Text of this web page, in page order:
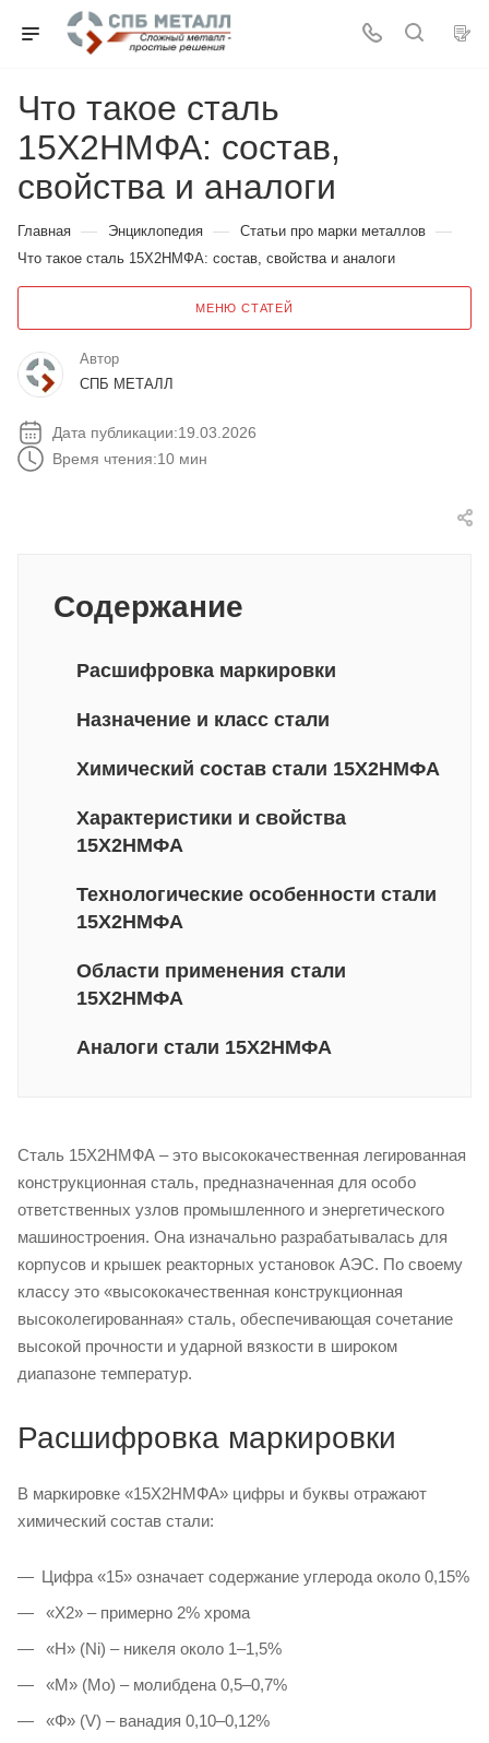
Что такое сталь
15Х2НМФА: состав,
свойства и аналоги
Главная — Энциклопедия — Статьи про марки металлов —
Что такое сталь 15Х2НМФА: состав, свойства и аналоги
МЕНЮ СТАТЕЙ
Автор
СПБ МЕТАЛЛ
Дата публикации:19.03.2026
Время чтения:10 мин
Содержание
Расшифровка маркировки
Назначение и класс стали
Химический состав стали 15Х2НМФА
Характеристики и свойства
15Х2НМФА
Технологические особенности стали
15Х2НМФА
Области применения стали
15Х2НМФА
Аналоги стали 15Х2НМФА
Сталь 15Х2НМФА – это высококачественная легированная
конструкционная сталь, предназначенная для особо
ответственных узлов промышленного и энергетического
машиностроения. Она изначально разрабатывалась для
корпусов и крышек реакторных установок АЭС. По своему
классу это «высококачественная конструкционная
высоколегированная» сталь, обеспечивающая сочетание
высокой прочности и ударной вязкости в широком
диапазоне температур.
Расшифровка маркировки
В маркировке «15Х2НМФА» цифры и буквы отражают
химический состав стали:
Цифра «15» означает содержание углерода около 0,15%
«Х2» – примерно 2% хрома
«Н» (Ni) – никеля около 1–1,5%
«М» (Mo) – молибдена 0,5–0,7%
«Ф» (V) – ванадия 0,10–0,12%